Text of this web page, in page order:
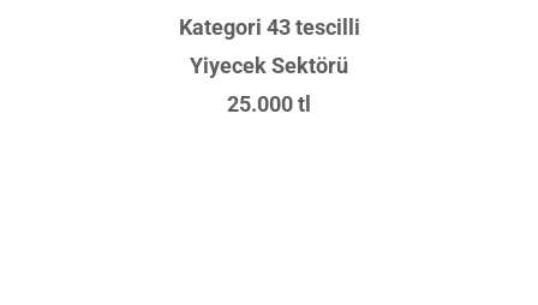
Kategori 43 tescilli
Yiyecek Sektörü
25.000 tl